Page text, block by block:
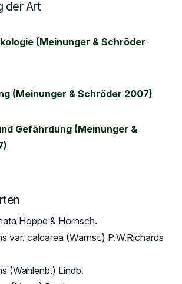
der Art
(Meinunger & Schröder
(Meinunger & Schröder 2007)
Gefährdung (Meinunger &
Hoppe & Hornsch.
var. calcarea (Warnst.) P.W.Richards
(Wahlenb.) Lindb.